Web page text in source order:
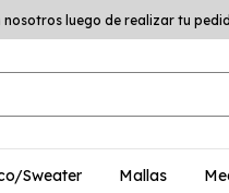
nosotros luego de realizar tu
Sweater Mallas